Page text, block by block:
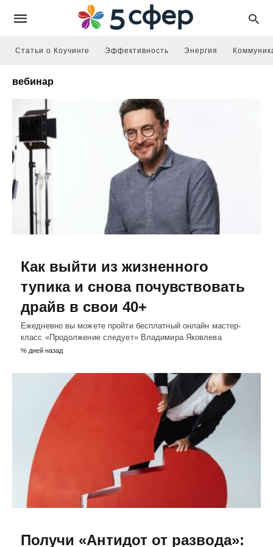
Статьи о Коучинге Эффективность Энергия
вебинар
Как выйти из жизненного
тупика и снова почувствовать
драйв в свои 40+
Ежедневно вы можете пройти бесплатный онлайн мастер-
класс «Продолжение следует» Владимира Яковлева
% дней назад
Получи «Антидот от развода»: